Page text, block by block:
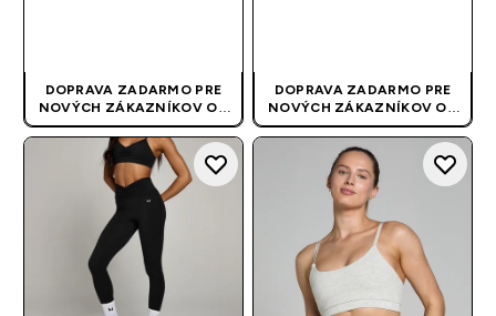
DOPRAVA ZADARMO PRE
NOVÝCH ZÁKAZNÍKOV OD
40 EUR| AKCIA SA APLIKUJE
AUTOMATICKY
DOPRAVA ZADARMO PRE
NOVÝCH ZÁKAZNÍKOV OD
40 EUR| AKCIA SA APLIKUJE
AUTOMATICKY